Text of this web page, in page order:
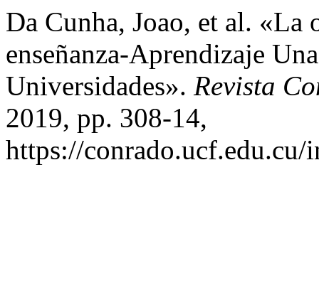
Da Cunha, Joao, et al.
enseñanza-Aprendizaje
Universidades». Revista
2019, pp. 308-14,
https://